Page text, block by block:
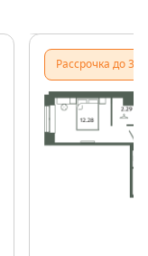
Рассрочка до